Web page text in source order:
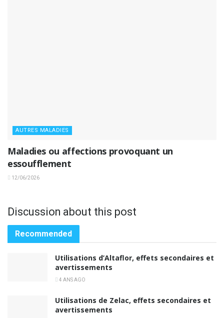
AUTRES MALADIES
Maladies ou affections provoquant un
essoufflement
12/06/2026
Discussion about this post
Recommended
Utilisations d’Altaflor, effets secondaires et
avertissements
4 ANS AGO
Utilisations de Zelac, effets secondaires et
avertissements